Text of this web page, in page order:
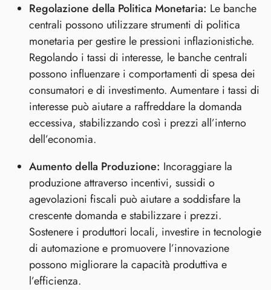
Regolazione della Politica Monetaria: Le banche
centrali possono utilizzare strumenti di politica
monetaria per gestire le pressioni inflazionistiche.
Regolando i tassi di interesse, le banche centrali
possono influenzare i comportamenti di spesa dei
consumatori e di investimento. Aumentare i tassi di
interesse può aiutare a raffreddare la domanda
eccessiva, stabilizzando così i prezzi all’interno
dell’economia.
Aumento della Produzione: Incoraggiare la
produzione attraverso incentivi, sussidi o
agevolazioni fiscali può aiutare a soddisfare la
crescente domanda e stabilizzare i prezzi.
Sostenere i produttori locali, investire in tecnologie
di automazione e promuovere l’innovazione
possono migliorare la capacità produttiva e
l’efficienza.